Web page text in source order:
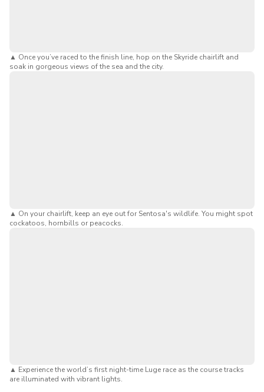
주하며 어둠 속에서 독특한 라이드를 즐겨보세요.
▲ Once you’ve raced to the finish line, hop on the Skyride chairlift and
soak in gorgeous views of the sea and the city.
▲ On your chairlift, keep an eye out for Sentosa's wildlife. You might spot
cockatoos, hornbills or peacocks.
▲ Experience the world’s first night-time Luge race as the course tracks
are illuminated with vibrant lights.